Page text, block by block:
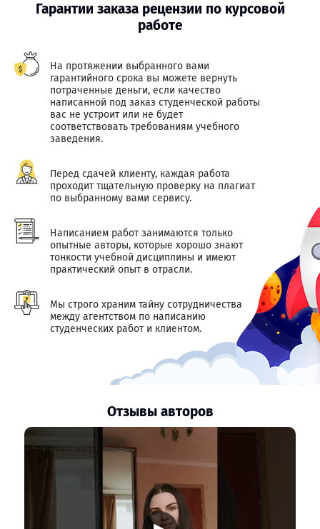
Гарантии заказа рецензии по курсовой
работе
На протяжении выбранного вами
гарантийного срока вы можете вернуть
потраченные деньги, если качество
написанной под заказ студенческой работы
вас не устроит или не будет
соответствовать требованиям учебного
заведения.
Перед сдачей клиенту, каждая работа
проходит тщательную проверку на плагиат
по выбранному вами сервису.
Написанием работ занимаются только
опытные авторы, которые хорошо знают
тонкости учебной дисциплины и имеют
практический опыт в отрасли.
Мы строго храним тайну сотрудничества
между агентством по написанию
студенческих работ и клиентом.
Отзывы авторов